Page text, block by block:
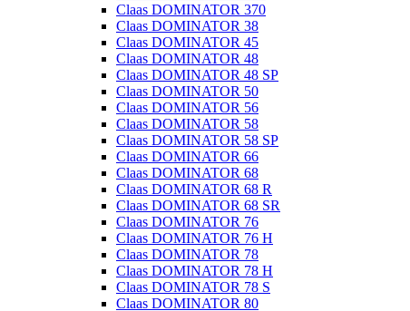
Claas DOMINATOR 370
Claas DOMINATOR 38
Claas DOMINATOR 45
Claas DOMINATOR 48
Claas DOMINATOR 48 SP
Claas DOMINATOR 50
Claas DOMINATOR 56
Claas DOMINATOR 58
Claas DOMINATOR 58 SP
Claas DOMINATOR 66
Claas DOMINATOR 68
Claas DOMINATOR 68 R
Claas DOMINATOR 68 SR
Claas DOMINATOR 76
Claas DOMINATOR 76 H
Claas DOMINATOR 78
Claas DOMINATOR 78 H
Claas DOMINATOR 78 S
Claas DOMINATOR 80